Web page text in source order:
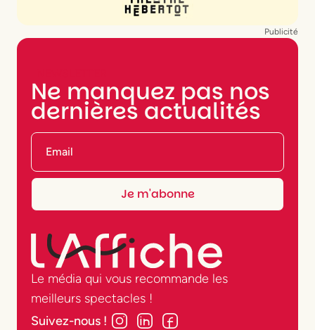
Publicité
Ne manquez pas nos
dernières actualités
Le média qui vous recommande les
meilleurs spectacles !
Suivez-nous !